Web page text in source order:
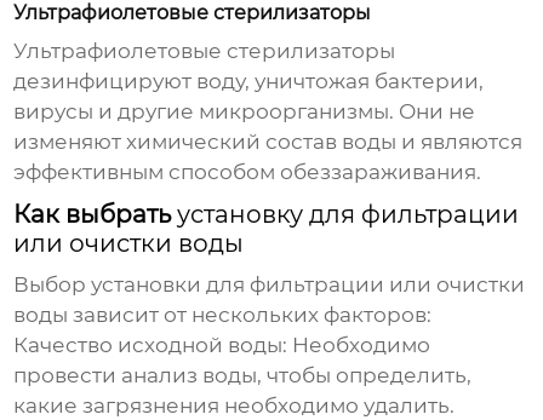
Ультрафиолетовые стерилизаторы
Ультрафиолетовые стерилизаторы
дезинфицируют воду, уничтожая бактерии,
вирусы и другие микроорганизмы. Они не
изменяют химический состав воды и являются
эффективным способом обеззараживания.
Как выбратьустановку для фильтрации
или очистки воды
Выборустановки для фильтрации или очистки
воды зависит от нескольких факторов:
Качество исходной воды: Необходимо
провести анализ воды, чтобы определить,
какие загрязнения необходимо удалить.